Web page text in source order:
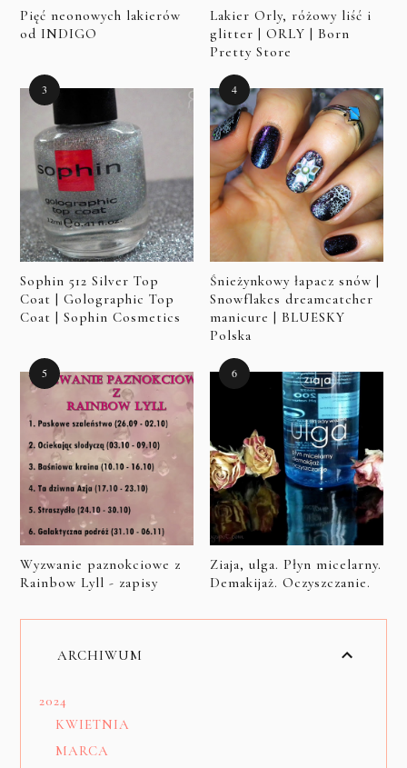
Pięć neonowych lakierów
od INDIGO
Lakier Orly, różowy liść i
glitter | ORLY | Born
Pretty Store
Sophin 512 Silver Top
Coat | Golographic Top
Coat | Sophin Cosmetics
Śnieżynkowy łapacz snów |
Snowflakes dreamcatcher
manicure | BLUESKY
Polska
Wyzwanie paznokciowe z
Rainbow Lyll - zapisy
Ziaja, ulga. Płyn micelarny.
Demakijaż. Oczyszczanie.
ARCHIWUM
2024
KWIETNIA
MARCA